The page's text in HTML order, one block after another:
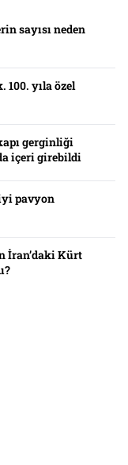
sayısı neden
100. yıla özel
gerginliği
içeri girebildi
pavyon
İran’daki Kürt